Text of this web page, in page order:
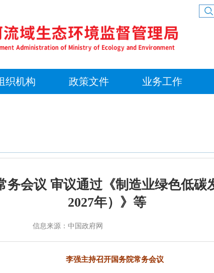
织机构 政策文件 业务工作
务会议 审议通过《制造业绿色低碳
2027年）》等
信息来源：中国政府网
李强主持召开国务院常务会议